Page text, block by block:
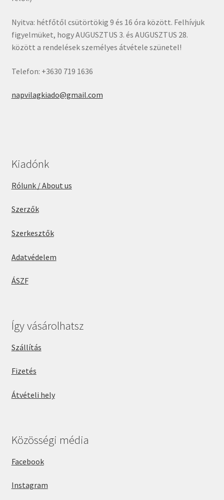
Nyitva: hétfőtől csütörtökig 9 és 16 óra között. Felhívjuk
figyelmüket, hogy AUGUSZTUS 3. és AUGUSZTUS 28.
között a rendelések személyes átvétele szünetel!
Telefon: +3630 719 1636
napvilagkiado@gmail.com
Kiadónk
Rólunk / About us
Szerzők
Szerkesztők
Adatvédelem
ÁSZF
Így vásárolhatsz
Szállítás
Fizetés
Átvételi hely
Közösségi média
Facebook
Instagram